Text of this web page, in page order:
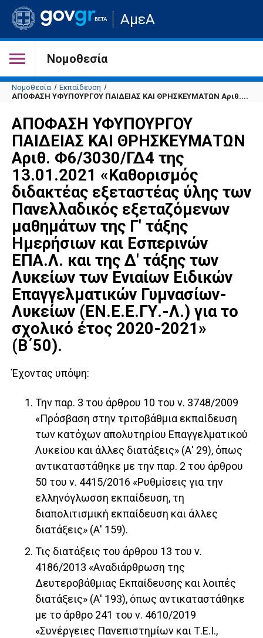
Μετάβαση
στην
σελίδα
του
ΑμεΑ
Νομοθεσία
Νομοθεσία
Εκπαίδευση
ΑΠΟΦΑΣΗ ΥΦΥΠΟΥΡΓΟΥ ΠΑΙΔΕΙΑΣ ΚΑΙ ΘΡΗΣΚΕΥΜΑΤΩΝ Αριθ....
ΑΠΟΦΑΣΗ ΥΦΥΠΟΥΡΓΟΥ
ΠΑΙΔΕΙΑΣ ΚΑΙ ΘΡΗΣΚΕΥΜΑΤΩΝ
Αριθ. Φ6/3030/ΓΔ4 της
13.01.2021 «Καθορισμός
διδακτέας εξεταστέας ύλης των
Πανελλαδικός εξεταζόμενων
μαθημάτων της Γ' τάξης
Ημερήσιων και Εσπερινών
ΕΠΑ.Λ. και της Δ' τάξης των
Λυκείων των Ενιαίων Ειδικών
Επαγγελματικών Γυμνασίων-
Λυκείων (ΕΝ.Ε.Ε.ΓΥ.-Λ.) για το
σχολικό έτος 2020-2021»
(Β΄50).
Έχοντας υπόψη:
Την παρ. 3 του άρθρου 10 του ν. 3748/2009
«Πρόσβαση στην τριτοβάθμια εκπαίδευση
των κατόχων απολυτηρίου Επαγγελματικού
Λυκείου και άλλες διατάξεις» (Α' 29), όπως
αντικαταστάθηκε με την παρ. 2 του άρθρου
50 του ν. 4415/2016 «Ρυθμίσεις για την
ελληνόγλωσση εκπαίδευση, τη
διαπολιτισμική εκπαίδευση και άλλες
διατάξεις» (Α' 159).
Τις διατάξεις του άρθρου 13 του ν.
4186/2013 «Αναδιάρθρωση της
Δευτεροβάθμιας Εκπαίδευσης και λοιπές
διατάξεις» (Α' 193), όπως αντικαταστάθηκε
με το άρθρο 241 του ν. 4610/2019
«Συνέργειες Πανεπιστημίων και Τ.Ε.Ι.,